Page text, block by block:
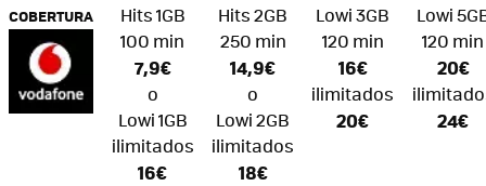
COBERTURA
Hits 1GB
100 min
7,9€
o
Lowi 1GB
ilimitados
16€
Hits 2GB
250 min
14,9€
o
Lowi 2GB
ilimitados
18€
Lowi 3GB
120 min
16€
ilimitados
20€
Lowi
120 min
20€
24€